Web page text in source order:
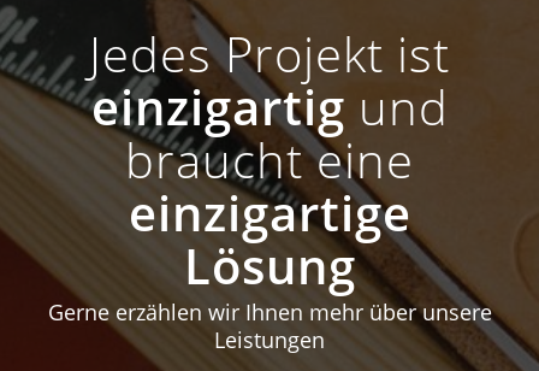
Jedes Projekt ist
einzigartig und
braucht eine
einzigartige
Lösung
Gerne erzählen wir Ihnen mehr über unsere
Leistungen